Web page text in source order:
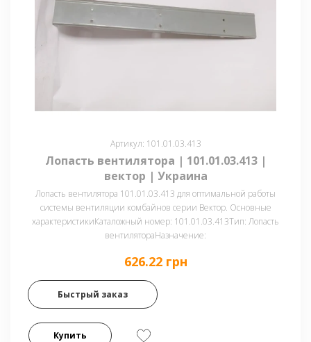
Артикул: 101.01.03.413
Лопасть вентилятора | 101.01.03.413 |
вектор | Украина
Лопасть вентилятора 101.01.03.413 для оптимальной работы
системы вентиляции комбайнов серии Вектор. Основные
характеристикиКаталожный номер: 101.01.03.413Тип: Лопасть
вентилятораНазначение:
626.22 грн
Быстрый заказ
Купить